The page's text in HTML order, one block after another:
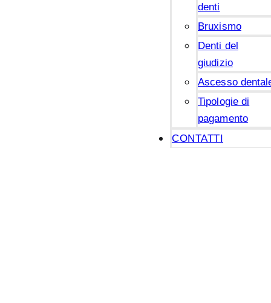
denti
Bruxismo
Denti del
giudizio
Ascesso
Tipologie di
pagamento
CONTATTI